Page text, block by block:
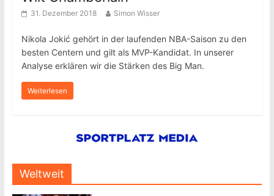
31. Dezember 2018 Simon Wisser
Nikola Jokić gehört in der laufenden NBA-Saison zu den
besten Centern und gilt als MVP-Kandidat. In unserer
Analyse erklären wir die Stärken des Big Man.
Weiterlesen
Weltweit